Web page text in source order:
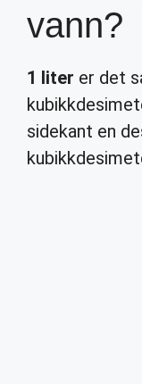
vann?
1 liter er det
sidekant en